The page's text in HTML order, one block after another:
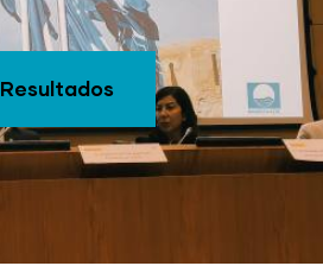
Resultados